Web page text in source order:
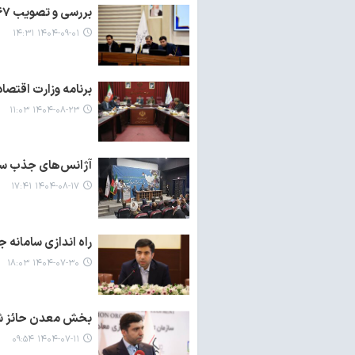
بررسی و تصویب ۶۷ درخواست سرمایه گذاران خارجی به ارزش ۴۸۵ میلیون دلار
۱۴۰۴-۰۹-۰۱ ۱۴:۳۱
برنامه وزارت
۱۴۰۴-۰۸-۲۳ ۱۱:۰۳
آژانس‌های جذب
۱۴۰۴-۰۸-۱۷ ۱۷:۴۱
راه اندازی
۱۴۰۴-۰۷-۳۰ ۱۸:۰۳
بخش معدن حائز
۱۴۰۴-۰۷-۱۱ ۰۹:۵۴